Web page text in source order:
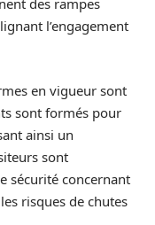
des rampes
l’engagement
en vigueur sont
sont formés pour
ainsi un
sont
sécurité concernant
risques de chutes